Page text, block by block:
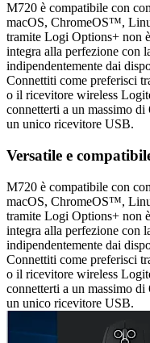
M720 è compatibile con
macOS, ChromeOS™,
tramite Logi Options+ non
integra alla perfezione con
indipendentemente dai
Connettiti come preferisci
o il ricevitore wireless
connetterti a un massimo
un unico ricevitore USB.
Versatile e
M720 è compatibile con
macOS, ChromeOS™,
tramite Logi Options+ non
integra alla perfezione con
indipendentemente dai
Connettiti come preferisci
o il ricevitore wireless
connetterti a un massimo
un unico ricevitore USB.